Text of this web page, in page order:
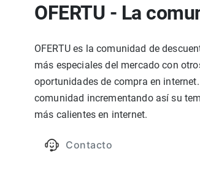
OFERTU - La
OFERTU es la comunidad de
más especiales del mercado con
oportunidades de compra en
comunidad incrementando así su
más calientes en internet.
Contacto